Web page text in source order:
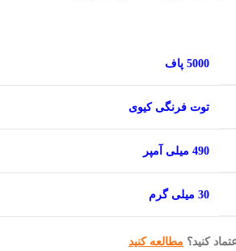
5000 پاف
توت فرنگی کیوی
490 میلی آمپر
30 میلی گرم
کنید؟ مطالعه کنید